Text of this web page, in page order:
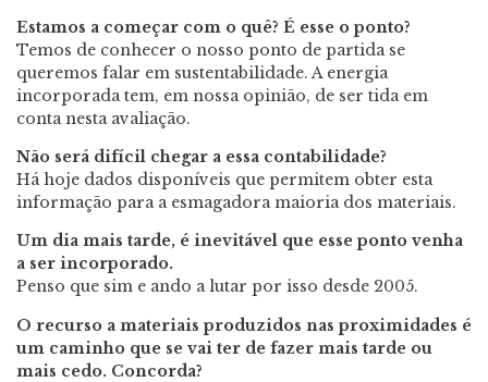
Estamos a começar com o quê? É esse o ponto?
Temos de conhecer o nosso ponto de partida se
queremos falar em sustentabilidade. A energia
incorporada tem, em nossa opinião, de ser tida em
conta nesta avaliação.
Não será difícil chegar a essa contabilidade?
Há hoje dados disponíveis que permitem obter esta
informação para a esmagadora maioria dos materiais.
Um dia mais tarde, é inevitável que esse ponto venha
a ser incorporado.
Penso que sim e ando a lutar por isso desde 2005.
O recurso a materiais produzidos nas proximidades é
um caminho que se vai ter de fazer mais tarde ou
mais cedo. Concorda?